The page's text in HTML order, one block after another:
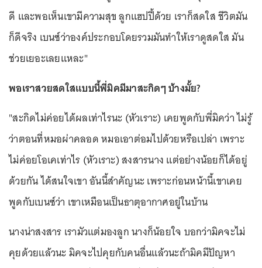
ดี และพอเห็นเขามีความสุข ลูกแฮปปี้ด้วย เราก็สดใส ชีวิตมัน
ก็ดีจริง เบนซ์ว่าองค์ประกอบโดยรวมมันทำให้เราดูสดใส มัน
ช่วยเยอะเลยแหละ"
พอเราสวยสดใสแบบนี้พี่มิคมีมาสะกิดๆ บ้างมั้ย?
"สะกิดไม่ค่อยได้ผลเท่าไรนะ (หัวเราะ) เคยพูดกับพี่มิคว่า ไม่รู้
ว่าตอนที่หมอผ่าคลอด หมอเอาต่อมไปด้วยหรือเปล่า เพราะ
ไม่ค่อยโอเคเท่าไร (หัวเราะ) สงสารนาง แต่อย่างน้อยก็ได้อยู่
ด้วยกัน ได้สนใจเขา อันนี้สำคัญนะ เพราะก่อนหน้านี้เขาเคย
พูดกับเบนซ์ว่า เขาเหมือนเป็นธาตุอากาศอยู่ในบ้าน
นางน่าสงสาร เรามัวแต่มองลูก นางก็น้อยใจ บอกว่ามิคจะไม่
คุยด้วยแล้วนะ มิคจะไปคุยกับคนอื่นแล้วนะถ้ามิคมีปัญหา